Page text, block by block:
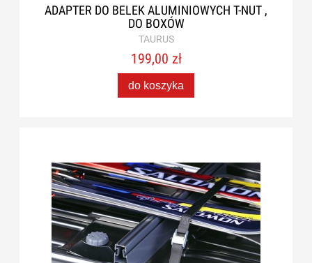
ADAPTER DO BELEK ALUMINIOWYCH T-NUT ,
DO BOXÓW
TAURUS
199,00 zł
do koszyka